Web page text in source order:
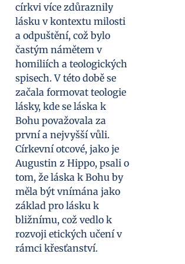
církvi více zdůraznily
lásku v kontextu milosti
a odpuštění, což bylo
častým námětem v
homiliích a teologických
spisech. V této době se
začala formovat teologie
lásky, kde se láska k
Bohu považovala za
první a nejvyšší vůli.
Církevní otcové, jako je
Augustin z Hippo, psali o
tom, že láska k Bohu by
měla být vnímána jako
základ pro lásku k
bližnímu, což vedlo k
rozvoji etických učení v
rámci křesťanství.